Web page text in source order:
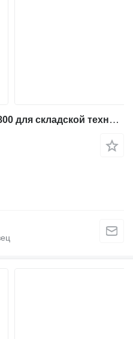
Лобовое стекло Linde 848800 для складской техники Linde E35-45 Series 352-01/-02/-03/-04